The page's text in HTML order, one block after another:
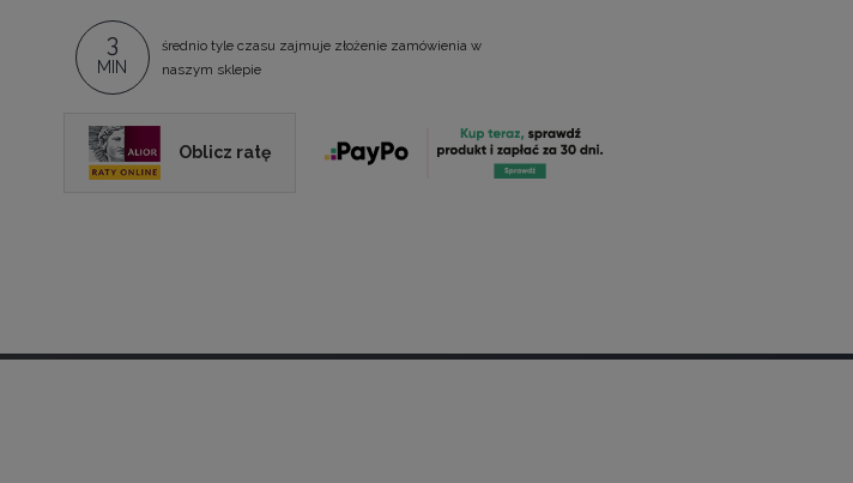
3
MIN
średnio tyle czasu zajmuje złożenie zamówienia w
naszym sklepie
Oblicz ratę